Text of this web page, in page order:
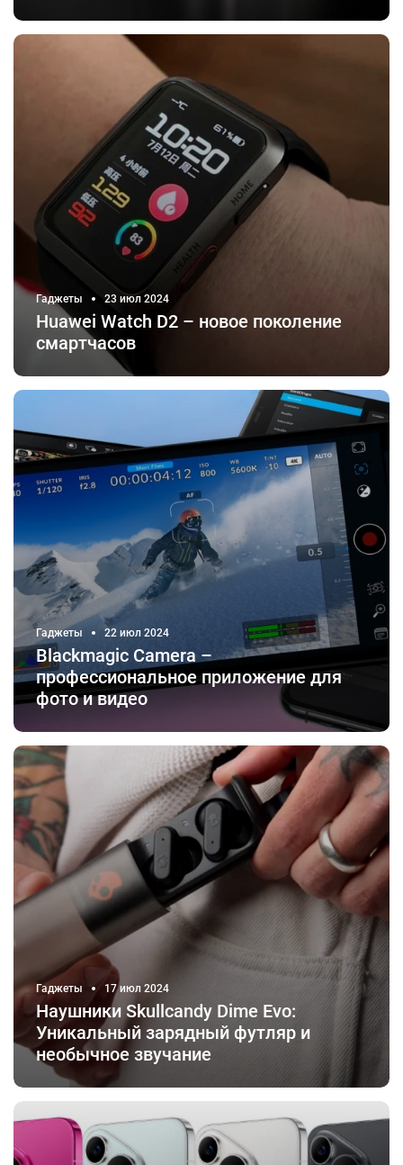
Гаджеты 23 июл 2024
Huawei Watch D2 – новое поколение
смартчасов
Гаджеты 22 июл 2024
Blackmagic Camera –
профессиональное приложение для
фото и видео
Гаджеты 17 июл 2024
Наушники Skullcandy Dime Evo:
Уникальный зарядный футляр и
необычное звучание